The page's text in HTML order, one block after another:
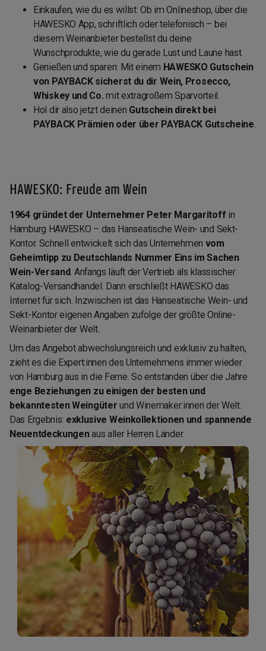
Einkaufen, wie du es willst: Ob im Onlineshop, über die
HAWESKO App, schriftlich oder telefonisch – bei
diesem Weinanbieter bestellst du deine
Wunschprodukte, wie du gerade Lust und Laune hast.
Genießen und sparen: Mit einem HAWESKO Gutschein
von PAYBACK sicherst du dir Wein, Prosecco,
Whiskey und Co. mit extragroßem Sparvorteil.
Hol dir also jetzt deinen Gutschein direkt bei
PAYBACK Prämien oder über PAYBACK Gutscheine.
HAWESKO: Freude am Wein
1964 gründet der Unternehmer Peter Margaritoff in
Hamburg HAWESKO – das Hanseatische Wein- und Sekt-
Kontor. Schnell entwickelt sich das Unternehmen vom
Geheimtipp zu Deutschlands Nummer Eins im Sachen
Wein-Versand. Anfangs läuft der Vertrieb als klassischer
Katalog-Versandhandel. Dann erschließt HAWESKO das
Internet für sich. Inzwischen ist das Hanseatische Wein- und
Sekt-Kontor eigenen Angaben zufolge der größte Online-
Weinanbieter der Welt.
Um das Angebot abwechslungsreich und exklusiv zu halten,
zieht es die Expert:innen des Unternehmens immer wieder
von Hamburg aus in die Ferne. So entstanden über die Jahre
enge Beziehungen zu einigen der besten und
bekanntesten Weingüter und Winemaker:innen der Welt.
Das Ergebnis: exklusive Weinkollektionen und spannende
Neuentdeckungenaus aller Herren Länder.